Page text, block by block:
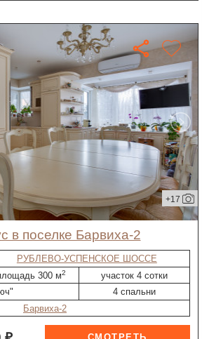
+17
в поселке Барвиха-2
РУБЛЕВО-УСПЕНСКОЕ ШОССЕ
300 м2
участок 4 сотки
4 спальни
Барвиха-2